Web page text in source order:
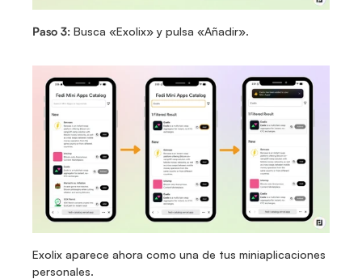
Paso 3: Busca «Exolix» y pulsa «Añadir».
Exolix aparece ahora como una de tus miniaplicaciones
personales.